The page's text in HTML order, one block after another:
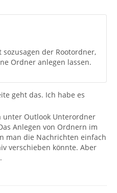
der Rootordner,
Ordner anlegen lassen.
geht das. Ich habe es
unter Outlook Unterordner
Anlegen von Ordnern im
man die Nachrichten einfach
verschieben könnte. Aber